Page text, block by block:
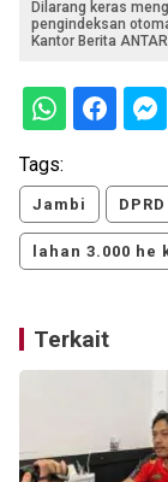
Dilarang keras
pengindeksan
Kantor Berita
Tags:
Jambi
lahan 3.000 he
Terkait